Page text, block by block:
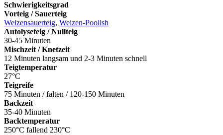
Schwierigkeitsgrad
Vorteig / Sauerteig
Weizensauerteig, Weizen-Poolish
Autolyseteig / Nullteig
30-45 Minuten
Mischzeit / Knetzeit
12 Minuten langsam und 2-3 Minuten schnell
Teigtemperatur
27°C
Teigreife
75 Minuten / falten / 120-150 Minuten
Backzeit
35-40 Minuten
Backtemperatur
250°C fallend 230°C